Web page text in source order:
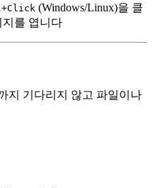
(Windows/Linux)을 클
를 엽니다
지 기다리지 않고 파일이나